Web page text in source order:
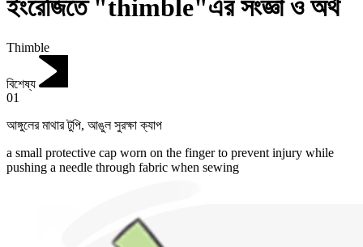
ইংরেজিতে "thimble"এর সংজ্ঞা ও অর্থ
Thimble
বিশেষ্য
01
আঙ্গুলের মাথার টুপি, আঙুল সুরক্ষা ক্যাপ
a small protective cap worn on the finger to prevent injury while
pushing a needle through fabric when sewing